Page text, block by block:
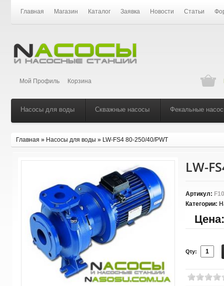
Главная Магазин Каталог Заявка Новости Статьи
Мой Профиль Корзина
Насосы для воды Скважные насосы Фекальные
Главная » Насосы для воды » LW-FS4 80-250/40/PWT
LW-
Артикул:
Категории:
Цена:
Qty: